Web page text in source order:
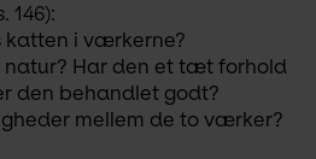
146):
katten i værkerne?
natur? Har den et tæt forhold
den behandlet godt?
mellem de to værker?